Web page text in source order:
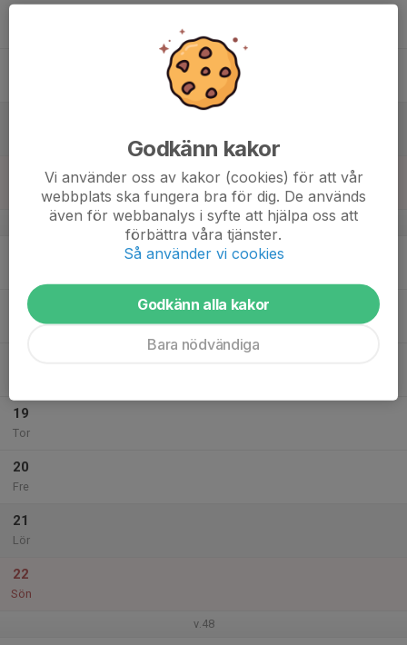
v.47
17
19
Tor
20
Fre
21
Lör
22
Sön
v.48
Godkänn kakor
Vi använder oss av kakor (cookies) för att vår
webbplats ska fungera bra för dig. De används
även för webbanalys i syfte att hjälpa oss att
förbättra våra tjänster.
Så använder vi cookies
Godkänn alla kakor
Bara nödvändiga